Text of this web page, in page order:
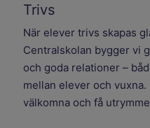
Trivs
När elever trivs skapas
Centralskolan bygger vi
och goda relationer –
mellan elever och vuxna.
välkomna och få